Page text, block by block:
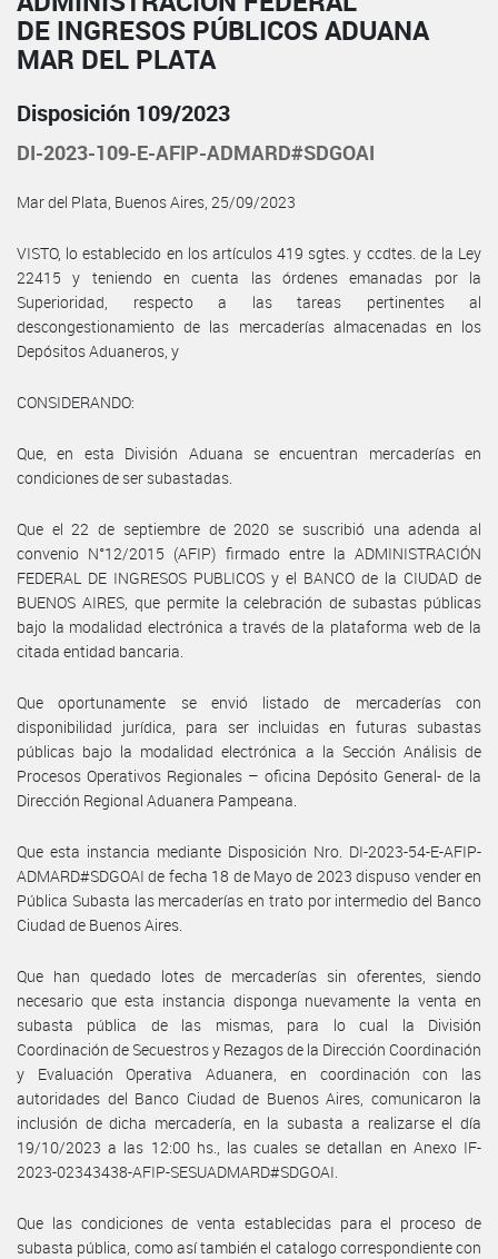
DE INGRESOS PÚBLICOS ADUANA
MAR DEL PLATA
Disposición 109/2023
DI-2023-109-E-AFIP-ADMARD#SDGOAI
Mar del Plata, Buenos Aires, 25/09/2023
VISTO, lo establecido en los artículos 419 sgtes. y ccdtes. de la Ley
22415 y teniendo en cuenta las órdenes emanadas por la
Superioridad, respecto a las tareas pertinentes al
descongestionamiento de las mercaderías almacenadas en los
Depósitos Aduaneros, y
CONSIDERANDO:
Que, en esta División Aduana se encuentran mercaderías en
condiciones de ser subastadas.
Que el 22 de septiembre de 2020 se suscribió una adenda al
convenio N°12/2015 (AFIP) firmado entre la ADMINISTRACIÓN
FEDERAL DE INGRESOS PUBLICOS y el BANCO de la CIUDAD de
BUENOS AIRES, que permite la celebración de subastas públicas
bajo la modalidad electrónica a través de la plataforma web de la
citada entidad bancaria.
Que oportunamente se envió listado de mercaderías con
disponibilidad jurídica, para ser incluidas en futuras subastas
públicas bajo la modalidad electrónica a la Sección Análisis de
Procesos Operativos Regionales – oficina Depósito General- de la
Dirección Regional Aduanera Pampeana.
Que esta instancia mediante Disposición Nro. DI-2023-54-E-AFIP-
ADMARD#SDGOAI de fecha 18 de Mayo de 2023 dispuso vender en
Pública Subasta las mercaderías en trato por intermedio del Banco
Ciudad de Buenos Aires.
Que han quedado lotes de mercaderías sin oferentes, siendo
necesario que esta instancia disponga nuevamente la venta en
subasta pública de las mismas, para lo cual la División
Coordinación de Secuestros y Rezagos de la Dirección Coordinación
y Evaluación Operativa Aduanera, en coordinación con las
autoridades del Banco Ciudad de Buenos Aires, comunicaron la
inclusión de dicha mercadería, en la subasta a realizarse el día
19/10/2023 a las 12:00 hs., las cuales se detallan en Anexo IF-
2023-02343438-AFIP-SESUADMARD#SDGOAI.
Que las condiciones de venta establecidas para el proceso de
subasta pública, como así también el catalogo correspondiente con